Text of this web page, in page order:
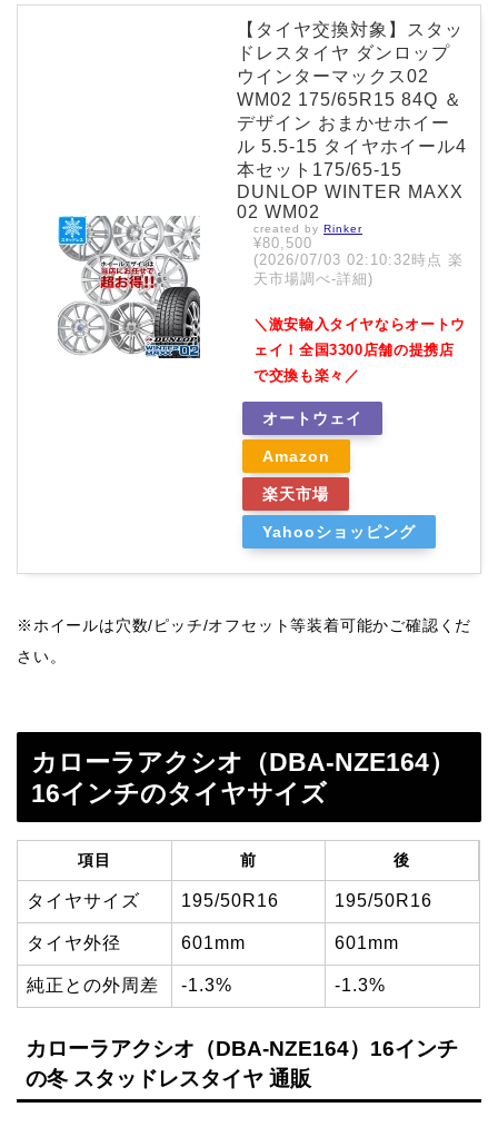
【タイヤ交換対象】スタッ
ドレスタイヤ ダンロップ
ウインターマックス02
WM02 175/65R15 84Q ＆
デザイン おまかせホイー
ル 5.5-15 タイヤホイール4
本セット175/65-15
DUNLOP WINTER MAXX
02 WM02
created by Rinker
¥80,500
(2026/07/03 02:10:32時点 楽
天市場調べ-詳細)
＼激安輸入タイヤならオートウ
ェイ！全国3300店舗の提携店
で交換も楽々／
オートウェイ
Amazon
楽天市場
Yahooショッピング
※ホイールは穴数/ピッチ/オフセット等装着可能かご確認くだ
さい。
カローラアクシオ（DBA-NZE164）
16インチのタイヤサイズ
項目 前 後
タイヤサイズ 195/50R16 195/50R16
タイヤ外径 601mm 601mm
純正との外周差 -1.3% -1.3%
カローラアクシオ（DBA-NZE164）16インチ
の冬 スタッドレスタイヤ 通販